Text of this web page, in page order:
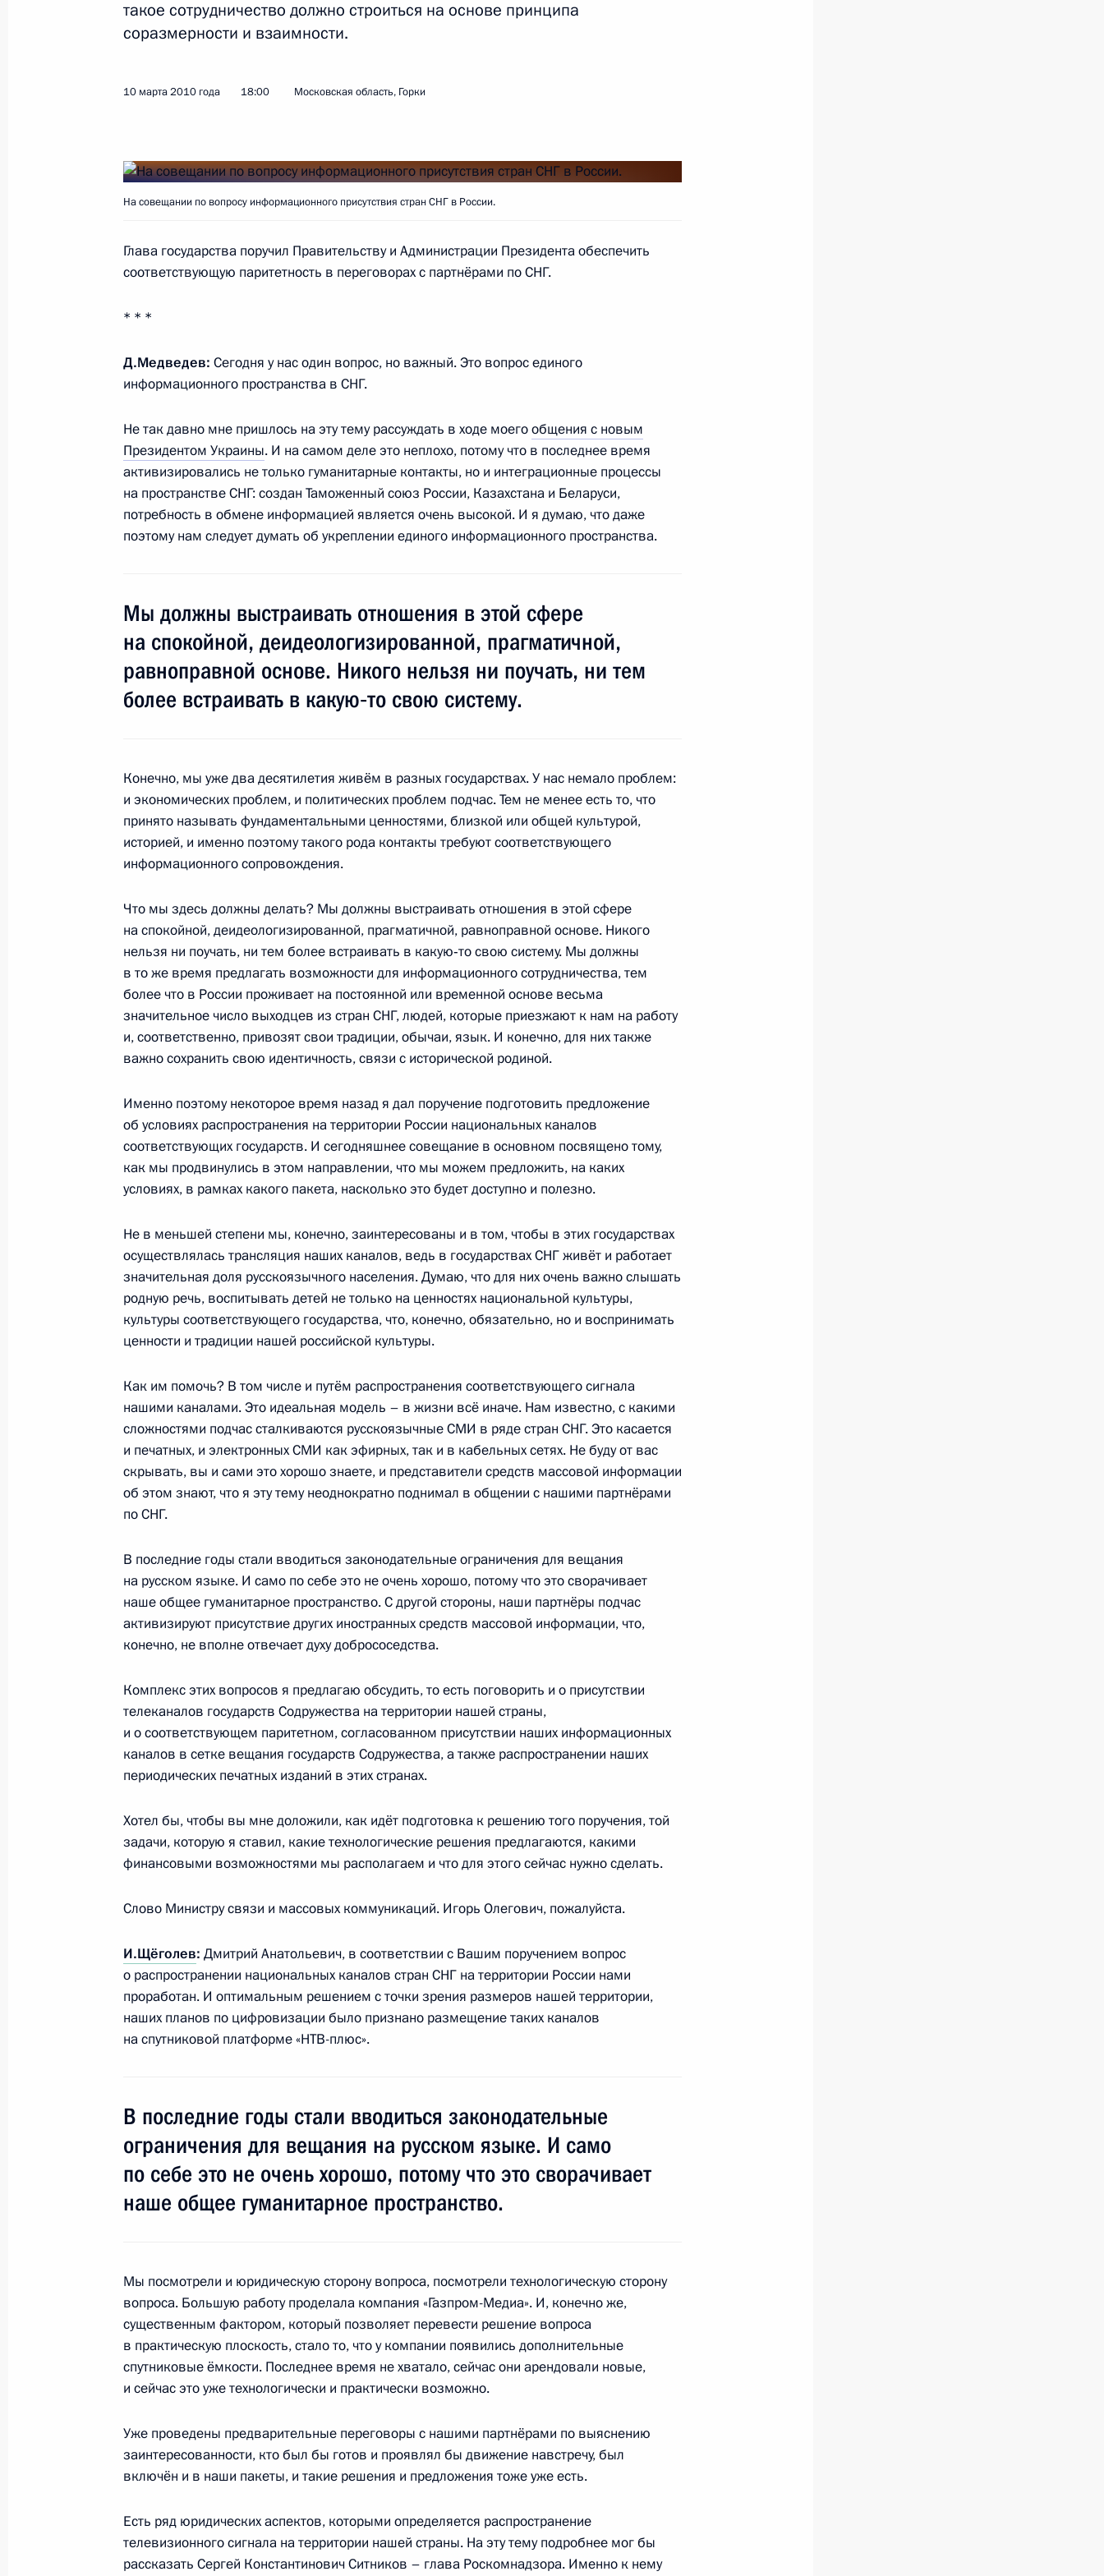
16 марта 2010 года, 16:00 Московская область, Горки
Президент проверил исполнение своих поручений за 2009 год
16 марта 2010 года, 15:00 Москва
Беседа с чемпионами и призёрами XXI зимних Олимпийских игр
15 марта 2010 года, 18:00 Москва, Кремль
Выступление на церемонии вручения государственных наград
чемпионам и призёрам XXI зимних Олимпийских игр 2010 года
Встреча с офицерами по случаю их назначения на командные
должности и присвоения им высших воинских (специальных)
званий
Дмитрий Медведев поздравил Жореса Алфёрова с 80-летием
15 марта 2010 года, 13:30 Москва, Кремль
3
12 марта 2010 года, пятница
Рабочая встреча с Заместителем Председателя Правительства
Дмитрием Козаком
12 марта 2010 года, 15:30 Московская область, Горки
11 марта 2010 года, четверг
Рабочая встреча с губернатором Рязанской области Олегом
Ковалёвым
11 марта 2010 года, 18:00 Москва, Кремль
1
Встреча с Королём Иордании Абдаллой II
11 марта 2010 года, 14:00 Москва, Кремль
10 марта 2010 года, среда
Мезенцевым
10 марта 2010 года, 19:00 Московская область, Горки
Совещание по вопросу информационного присутствия стран СНГ
в России
1
Совещание по созданию национальной платёжной системы
10 марта 2010 года, 14:00 Московская область, Горки
9 марта 2010 года, вторник
Дмитрий Медведев провёл совещание по вопросу создания
в России современного центра исследований
2
Швеции Фредриком Рейнфельдтом
6 марта 2010 года, суббота
Дмитрий Медведев провёл рабочую встречу с директором
Стенографический отчёт о беседе с учителями средней школы
города Сочи
9
5 марта 2010 года, пятница
Пресс-конференция по итогам российско-украинских
переговоров
5 марта 2010 года, 16:00
Начало встречи с Президентом Украины Виктором Януковичем
5 марта 2010 года, 14:20 Москва, Кремль
Расширенное заседание коллегии Министерства обороны
такое сотрудничество должно строиться на основе принципа
соразмерности и взаимности.
10 марта 2010 года 18:00 Московская область, Горки
На совещании по вопросу информационного присутствия стран СНГ в России.
Глава государства поручил Правительству и Администрации Президента обеспечить
соответствующую паритетность в переговорах с партнёрами по СНГ.
* * *
Д.Медведев: Сегодня у нас один вопрос, но важный. Это вопрос единого
информационного пространства в СНГ.
Не так давно мне пришлось на эту тему рассуждать в ходе моегообщения с новым
Президентом Украины. И на самом деле это неплохо, потому что в последнее время
активизировались не только гуманитарные контакты, но и интеграционные процессы
на пространстве СНГ: создан Таможенный союз России, Казахстана и Беларуси,
потребность в обмене информацией является очень высокой. И я думаю, что даже
поэтому нам следует думать об укреплении единого информационного пространства.
Мы должны выстраивать отношения в этой сфере
на спокойной, деидеологизированной, прагматичной,
равноправной основе. Никого нельзя ни поучать, ни тем
более встраивать в какую‑то свою систему.
Конечно, мы уже два десятилетия живём в разных государствах. У нас немало проблем:
и экономических проблем, и политических проблем подчас. Тем не менее есть то, что
принято называть фундаментальными ценностями, близкой или общей культурой,
историей, и именно поэтому такого рода контакты требуют соответствующего
информационного сопровождения.
Что мы здесь должны делать? Мы должны выстраивать отношения в этой сфере
на спокойной, деидеологизированной, прагматичной, равноправной основе. Никого
нельзя ни поучать, ни тем более встраивать в какую‑то свою систему. Мы должны
в то же время предлагать возможности для информационного сотрудничества, тем
более что в России проживает на постоянной или временной основе весьма
значительное число выходцев из стран СНГ, людей, которые приезжают к нам на работу
и, соответственно, привозят свои традиции, обычаи, язык. И конечно, для них также
важно сохранить свою идентичность, связи с исторической родиной.
Именно поэтому некоторое время назад я дал поручение подготовить предложение
об условиях распространения на территории России национальных каналов
соответствующих государств. И сегодняшнее совещание в основном посвящено тому,
как мы продвинулись в этом направлении, что мы можем предложить, на каких
условиях, в рамках какого пакета, насколько это будет доступно и полезно.
Не в меньшей степени мы, конечно, заинтересованы и в том, чтобы в этих государствах
осуществлялась трансляция наших каналов, ведь в государствах СНГ живёт и работает
значительная доля русскоязычного населения. Думаю, что для них очень важно слышать
родную речь, воспитывать детей не только на ценностях национальной культуры,
культуры соответствующего государства, что, конечно, обязательно, но и воспринимать
ценности и традиции нашей российской культуры.
Как им помочь? В том числе и путём распространения соответствующего сигнала
нашими каналами. Это идеальная модель – в жизни всё иначе. Нам известно, с какими
сложностями подчас сталкиваются русскоязычные СМИ в ряде стран СНГ. Это касается
и печатных, и электронных СМИ как эфирных, так и в кабельных сетях. Не буду от вас
скрывать, вы и сами это хорошо знаете, и представители средств массовой информации
об этом знают, что я эту тему неоднократно поднимал в общении с нашими партнёрами
по СНГ.
В последние годы стали вводиться законодательные ограничения для вещания
на русском языке. И само по себе это не очень хорошо, потому что это сворачивает
наше общее гуманитарное пространство. С другой стороны, наши партнёры подчас
активизируют присутствие других иностранных средств массовой информации, что,
конечно, не вполне отвечает духу добрососедства.
Комплекс этих вопросов я предлагаю обсудить, то есть поговорить и о присутствии
телеканалов государств Содружества на территории нашей страны,
и о соответствующем паритетном, согласованном присутствии наших информационных
каналов в сетке вещания государств Содружества, а также распространении наших
периодических печатных изданий в этих странах.
Хотел бы, чтобы вы мне доложили, как идёт подготовка к решению того поручения, той
задачи, которую я ставил, какие технологические решения предлагаются, какими
финансовыми возможностями мы располагаем и что для этого сейчас нужно сделать.
Слово Министру связи и массовых коммуникаций. Игорь Олегович, пожалуйста.
И.Щёголев: Дмитрий Анатольевич, в соответствии с Вашим поручением вопрос
о распространении национальных каналов стран СНГ на территории России нами
проработан. И оптимальным решением с точки зрения размеров нашей территории,
наших планов по цифровизации было признано размещение таких каналов
на спутниковой платформе «НТВ-плюс».
В последние годы стали вводиться законодательные
ограничения для вещания на русском языке. И само
по себе это не очень хорошо, потому что это сворачивает
наше общее гуманитарное пространство.
Мы посмотрели и юридическую сторону вопроса, посмотрели технологическую сторону
вопроса. Большую работу проделала компания «Газпром-Медиа». И, конечно же,
существенным фактором, который позволяет перевести решение вопроса
в практическую плоскость, стало то, что у компании появились дополнительные
спутниковые ёмкости. Последнее время не хватало, сейчас они арендовали новые,
и сейчас это уже технологически и практически возможно.
Уже проведены предварительные переговоры с нашими партнёрами по выяснению
заинтересованности, кто был бы готов и проявлял бы движение навстречу, был
включён и в наши пакеты, и такие решения и предложения тоже уже есть.
Есть ряд юридических аспектов, которыми определяется распространение
телевизионного сигнала на территории нашей страны. На эту тему подробнее мог бы
рассказать Сергей Константинович Ситников – глава Роскомнадзора. Именно к нему